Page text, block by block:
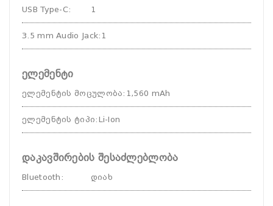
USB Type-C: 1
3.5 mm Audio Jack: 1
ელემენტი
ელემენტის მოცულობა: 1,560 mAh
ელემენტის ტიპი: Li-Ion
დაკავშირების შესაძლებლობა
Bluetooth : დიახ